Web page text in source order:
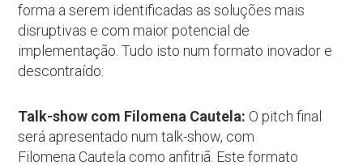
forma a serem identificadas as soluções mais
disruptivas e com maior potencial de
implementação. Tudo isto num formato inovador e
descontraído:
Talk-show com Filomena Cautela: O pitch final
será apresentado num talk-show, com
Filomena Cautela como anfitriã. Este formato